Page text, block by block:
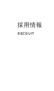
採用情報
RECRUIT